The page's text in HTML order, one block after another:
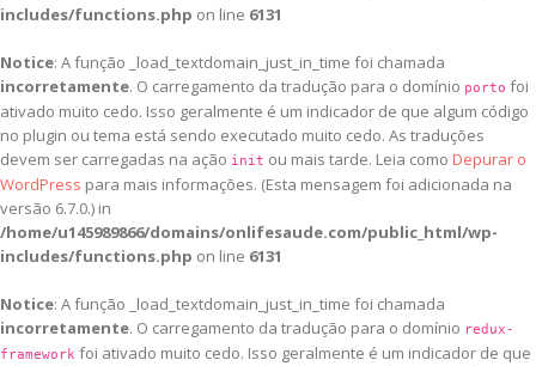
includes/functions.php on line 6131
Notice: A função _load_textdomain_just_in_time foi chamada
incorretamente. O carregamento da tradução para o domínio porto foi
ativado muito cedo. Isso geralmente é um indicador de que algum código
no plugin ou tema está sendo executado muito cedo. As traduções
devem ser carregadas na ação init ou mais tarde. Leia como Depurar o
WordPress para mais informações. (Esta mensagem foi adicionada na
versão 6.7.0.) in
/home/u145989866/domains/onlifesaude.com/public_html/wp-
includes/functions.php on line 6131
Notice: A função _load_textdomain_just_in_time foi chamada
incorretamente. O carregamento da tradução para o domínio redux-
framework foi ativado muito cedo. Isso geralmente é um indicador de que